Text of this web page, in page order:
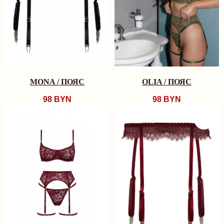
MONA / ПОЯС
98 BYN
OLIA / ПОЯС
98 BYN